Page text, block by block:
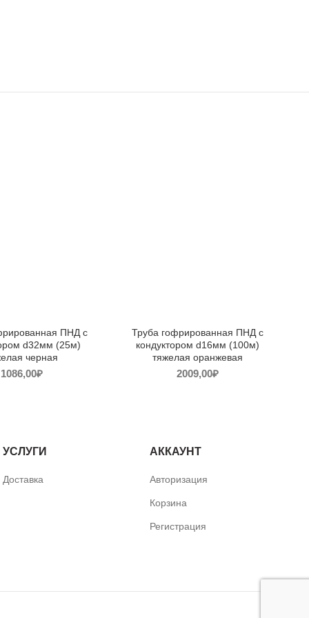
ПНД с
d32мм (25м)
черная
1086,00₽
Труба гофрированная ПНД с
кондуктором d16мм (100м)
тяжелая оранжевая
2009,00₽
УСЛУГИ
Доставка
АККАУНТ
Авторизация
Корзина
Регистрация